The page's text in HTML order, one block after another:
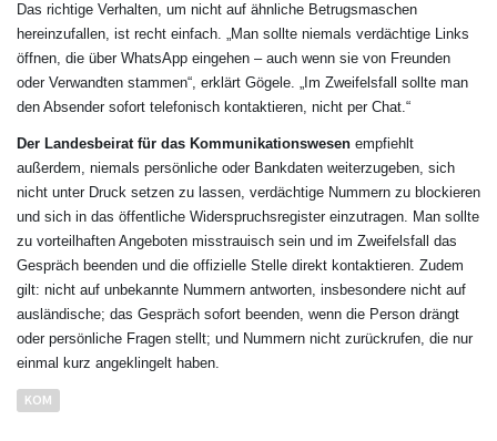
Das richtige Verhalten, um nicht auf ähnliche Betrugsmaschen
hereinzufallen, ist recht einfach. „Man sollte niemals verdächtige Links
öffnen, die über WhatsApp eingehen – auch wenn sie von Freunden
oder Verwandten stammen“, erklärt Gögele. „Im Zweifelsfall sollte man
den Absender sofort telefonisch kontaktieren, nicht per Chat.“
Der Landesbeirat für das Kommunikationswesen empfiehlt
außerdem, niemals persönliche oder Bankdaten weiterzugeben, sich
nicht unter Druck setzen zu lassen, verdächtige Nummern zu blockieren
und sich in das öffentliche Widerspruchsregister einzutragen. Man sollte
zu vorteilhaften Angeboten misstrauisch sein und im Zweifelsfall das
Gespräch beenden und die offizielle Stelle direkt kontaktieren. Zudem
gilt: nicht auf unbekannte Nummern antworten, insbesondere nicht auf
ausländische; das Gespräch sofort beenden, wenn die Person drängt
oder persönliche Fragen stellt; und Nummern nicht zurückrufen, die nur
einmal kurz angeklingelt haben.
KOM